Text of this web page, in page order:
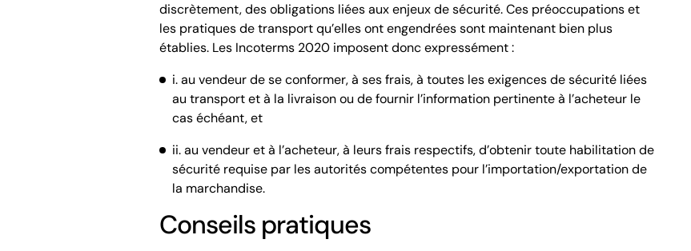
discrètement, des obligations liées aux enjeux de sécurité. Ces préoccupations et
les pratiques de transport qu’elles ont engendrées sont maintenant bien plus
établies. Les Incoterms 2020 imposent donc expressément :
i. au vendeur de se conformer, à ses frais, à toutes les exigences de sécurité liées
au transport et à la livraison ou de fournir l’information pertinente à l’acheteur le
cas échéant, et
ii. au vendeur et à l’acheteur, à leurs frais respectifs, d’obtenir toute habilitation de
sécurité requise par les autorités compétentes pour l’importation/exportation de
la marchandise.
Conseils pratiques